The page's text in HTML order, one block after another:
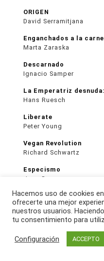
ORIGEN
David Serramitjana
Enganchados a la carne
Marta Zaraska
Descarnado
Ignacio Samper
La Emperatriz
Hans Ruesch
Liberate
Peter Young
Vegan Revolution
Richard Schwartz
Especismo
Joan Dunayer
Surplus Food Studio
Vojtech Vegh
Qué es el veganismo
Valéry Giroux – Renan
Educar niños veganos:
Hacemos uso de cookies
ofrecerte una mejor
nuestros usuarios.
tu consentimiento para
Configuración ACCEPTO